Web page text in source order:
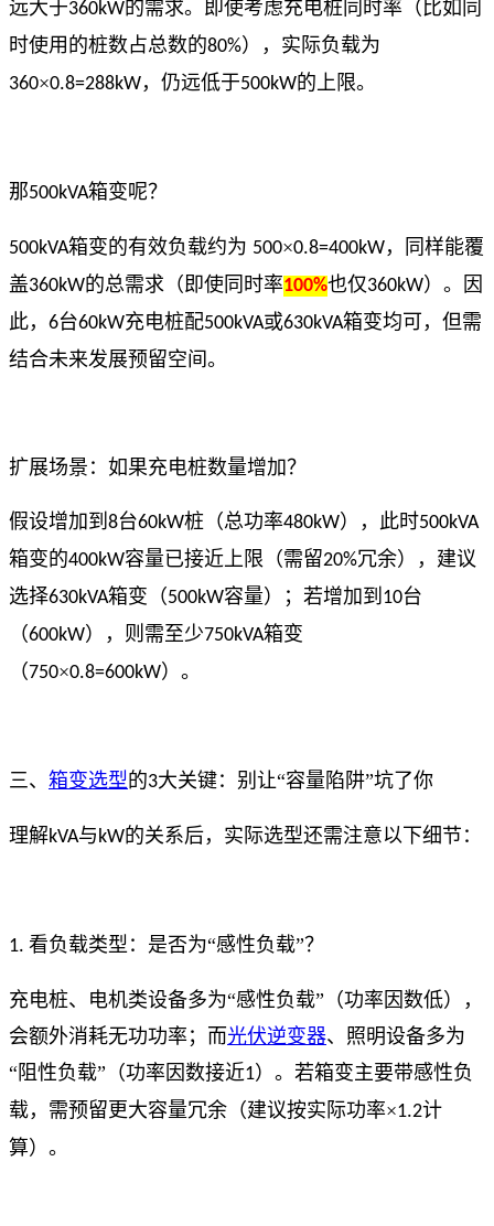
远大于360kW的需求。即使考虑充电桩同时率（比如同
时使用的桩数占总数的80%），实际负载为
360×0.8=288kW，仍远低于500kW的上限。
那500kVA箱变呢？
500kVA箱变的有效负载约为 500×0.8=400kW，同样能覆
盖360kW的总需求（即使同时率100%也仅360kW）。因
此， 6台60kW充电桩配500kVA或630kVA箱变均可，但需
结合未来发展预留空间。
扩展场景：如果充电桩数量增加？
假设增加到 8台60kW桩（总功率480kW），此时500kVA
箱变的400kW容量已接近上限（需留20%冗余），建议
选择630kVA箱变（500kW容量）；若增加到 10台
（600kW），则需至少750kVA箱变
（750×0.8=600kW）。
三、 箱变选型的3大关键：别让“容量陷阱”坑了你
理解kVA与kW的关系后，实际选型还需注意以下细节：
1. 看负载类型：是否为“感性负载”？
充电桩、电机类设备多为“感性负载”（功率因数低），
会额外消耗无功功率；而光伏逆变器、照明设备多为
“阻性负载”（功率因数接近1）。若箱变主要带感性负
载，需预留更大容量冗余（建议按实际功率×1.2计
算）。